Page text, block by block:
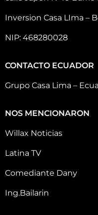
Inversion Casa LIma –
NIP: 468280028
CONTACTO ECUADOR
Grupo Casa Lima –
NOS MENCIONARON
Willax Noticias
Latina TV
Comediante Dany
Ing.Bailarin